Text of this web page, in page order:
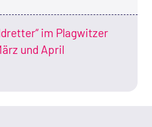
im Plagwitzer
und April